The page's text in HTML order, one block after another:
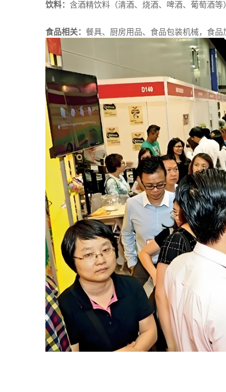
饮料： 含酒精饮料（清酒、烧酒、啤酒、葡萄酒
食品相关： 餐具、厨房用品、食品包装机械，食